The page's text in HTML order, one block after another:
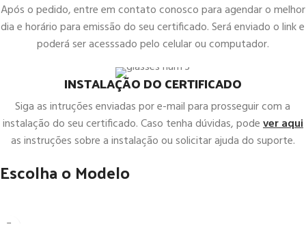
Após o pedido, entre em contato conosco para agendar o melhor
dia e horário para emissão do seu certificado. Será enviado o link e
poderá ser acesssado pelo celular ou computador.
INSTALAÇÃO DO CERTIFICADO
Siga as intruções enviadas por e-mail para prosseguir com a
instalação do seu certificado. Caso tenha dúvidas, podever aqui
as instruções sobre a instalação ou solicitar ajuda do suporte.
Escolha o Modelo